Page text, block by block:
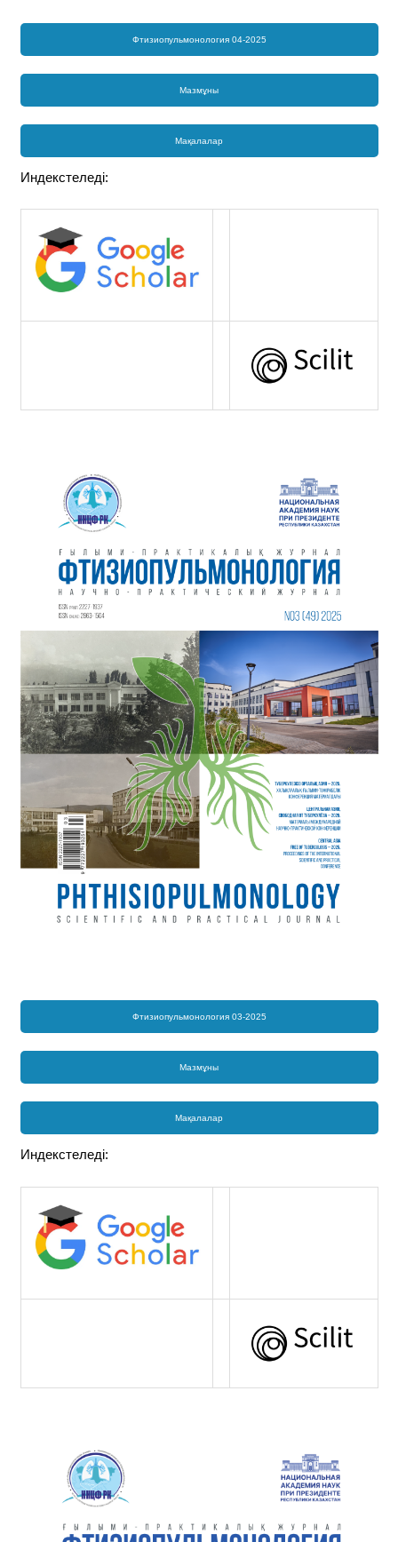
Фтизиопульмонология 04-2025
Мазмұны
Мақалалар
Индекстеледі:
Фтизиопульмонология 03-2025
Мазмұны
Мақалалар
Индекстеледі: